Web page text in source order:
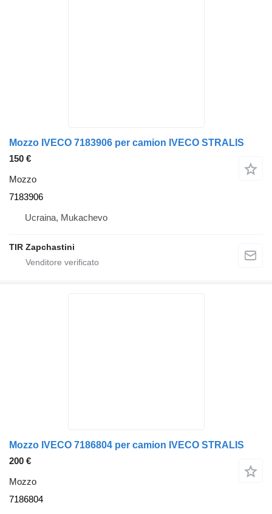
Mozzo IVECO 7183906 per camion IVECO STRALIS
150 €
Mozzo
7183906
Ucraina, Mukachevo
TIR Zapchastini
Mozzo IVECO 7186804 per camion IVECO STRALIS
200 €
Mozzo
7186804